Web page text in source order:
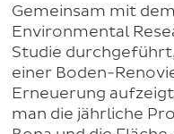
Gemeinsam mit
Environmental
Studie
einer Boden-
Erneuerung
man die jährliche